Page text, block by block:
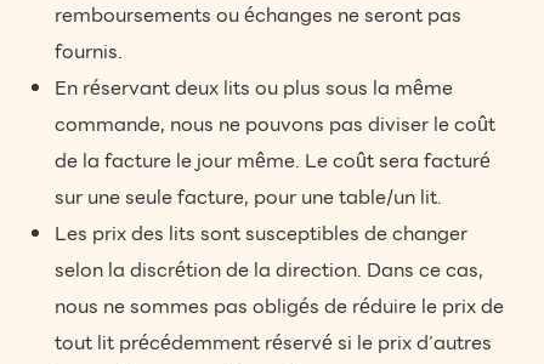
remboursements ou échanges ne seront pas
fournis.
En réservant deux lits ou plus sous la même
commande, nous ne pouvons pas diviser le coût
de la facture le jour même. Le coût sera facturé
sur une seule facture, pour une table/un lit.
Les prix des lits sont susceptibles de changer
selon la discrétion de la direction. Dans ce cas,
nous ne sommes pas obligés de réduire le prix de
tout lit précédemment réservé si le prix d’autres